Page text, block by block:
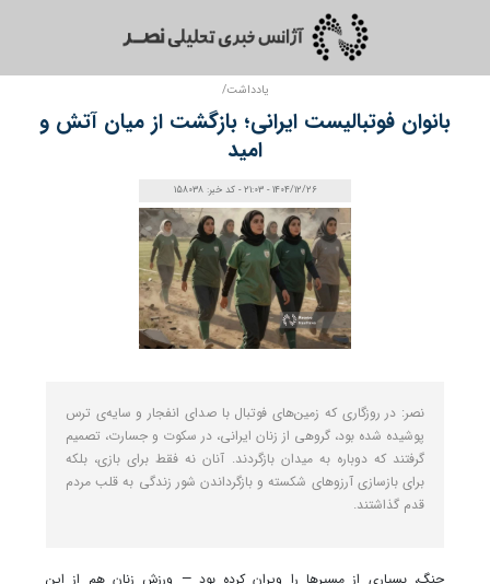
یادداشت/
بانوان فوتبالیست ایرانی؛ بازگشت از میان آتش و
امید
1404/12/26 - 21:03 - کد خبر: 158038
نصر: در روزگاری که زمین‌های فوتبال با صدای انفجار و سایه‌ی ترس
پوشیده شده بود، گروهی از زنان ایرانی، در سکوت و جسارت، تصمیم
گرفتند که دوباره به میدان بازگردند. آنان نه فقط برای بازی، بلکه
برای بازسازی آرزوهای شکسته و بازگرداندن شور زندگی به قلب مردم
قدم گذاشتند.
جنگ، بسیاری از مسیرها را ویران کرده بود — ورزش زنان هم از این